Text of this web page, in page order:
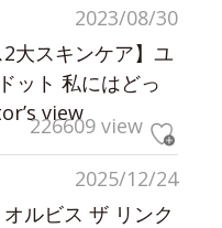
2023/08/30
2大スキンケア】ユ
ット 私にはどっ
view
226609 view
2025/12/24
オルビス ザ リンク